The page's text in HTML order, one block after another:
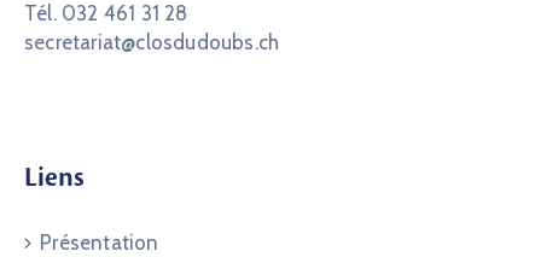
Tél. 032 461 31 28
secretariat@closdudoubs.ch
Liens
Présentation